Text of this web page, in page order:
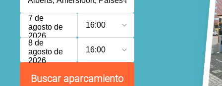
7 de
agosto de
2026
16:00
8 de
agosto de
2026
16:00
Buscar aparcamiento